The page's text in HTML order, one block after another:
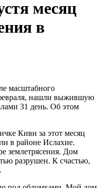
месяц
в
масштабного
нашли выжившую
31 день. Об этом
Киви за этот месяц
в районе Ислахие.
землетрясения. Дом
разрушен. К счастью,